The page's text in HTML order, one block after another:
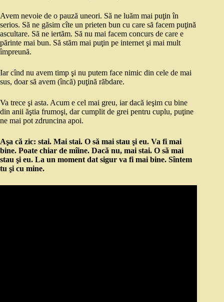
Avem nevoie de o pauză uneori. Să ne luăm mai puţin în
serios. Să ne găsim cîte un prieten bun cu care să facem puţină
ascultare. Să ne iertăm. Să nu mai facem concurs de care e
părinte mai bun. Să stăm mai puţin pe internet şi mai mult
împreună.
Iar cînd nu avem timp şi nu putem face nimic din cele de mai
sus, doar să avem (încă) puţină răbdare.
Va trece şi asta. Acum e cel mai greu, iar dacă ieşim cu bine
din anii ăştia frumoşi, dar cumplit de grei pentru cuplu, puţine
ne mai pot zdruncina apoi.
Aşa că zic: stai. Mai stai. O să mai stau şi eu. Va fi mai
bine. Poate chiar de mîine. Dacă nu, mai stai. O să mai
stau şi eu. La un moment dat sigur va fi mai bine. Sîntem
tu şi cu mine.